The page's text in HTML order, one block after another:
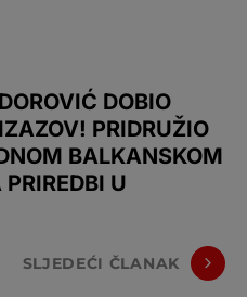
DOBIO
PRIDRUŽIO
BALKANSKOM
U
SLJEDEĆI ČLANAK